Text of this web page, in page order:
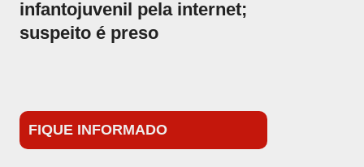
infantojuvenil pela internet;
suspeito é preso
FIQUE INFORMADO